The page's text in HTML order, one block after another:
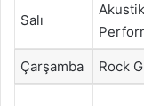
Salı
Akustik
Çarşamba Rock